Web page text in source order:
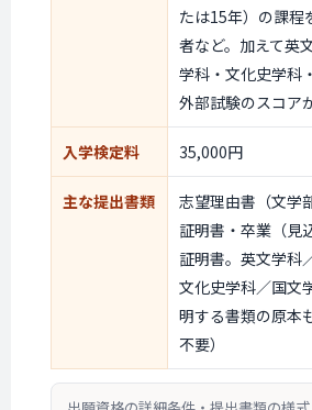
たは15年）の課程
者など。加えて英
学科・文化史学科
外部試験のスコア
入学検定料 35,000円
主な提出書類
志望理由書（文学
証明書・卒業（見
証明書。英文学科
文化史学科／国文
明する書類の原本
不要）